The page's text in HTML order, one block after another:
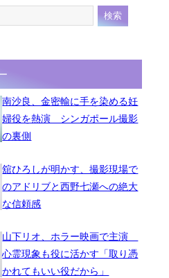
南沙良、金密輸に手を染める妊
婦役を熱演 シンガポール撮影
の裏側
舘ひろしが明かす、撮影現場で
のアドリブと西野七瀬への絶大
な信頼感
山下リオ、ホラー映画で主演
心霊現象も役に活かす「取り憑
かれてもいい役だから」